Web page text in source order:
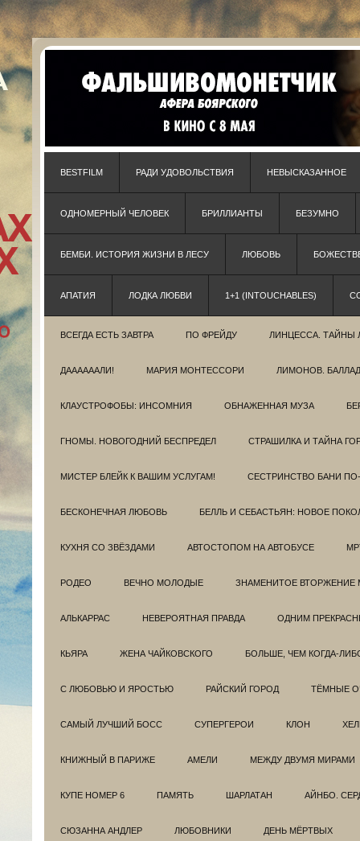
BESTFILM РАДИ УДОВОЛЬСТВИЯ НЕВЫСКАЗАННОЕ
ОДНОМЕРНЫЙ ЧЕЛОВЕК БРИЛЛИАНТЫ БЕЗУМНО
БЕМБИ. ИСТОРИЯ ЖИЗНИ В ЛЕСУ ЛЮБОВЬ
АПАТИЯ ЛОДКА ЛЮБВИ 1+1 (INTOUCHABLES)
ВСЕГДА ЕСТЬ ЗАВТРА ПО ФРЕЙДУ ЛИНЦЕССА. ТАЙНЫ
ДААААААЛИ! МАРИЯ МОНТЕССОРИ ЛИМОНОВ.
КЛАУСТРОФОБЫ: ИНСОМНИЯ ОБНАЖЕННАЯ МУЗА
ГНОМЫ. НОВОГОДНИЙ БЕСПРЕДЕЛ СТРАШИЛКА И ТАЙНА
МИСТЕР БЛЕЙК К ВАШИМ УСЛУГАМ! СЕСТРИНСТВО БАНИ
БЕСКОНЕЧНАЯ ЛЮБОВЬ БЕЛЛЬ И СЕБАСТЬЯН: НОВОЕ
КУХНЯ СО ЗВЁЗДАМИ АВТОСТОПОМ НА АВТОБУСЕ
РОДЕО ВЕЧНО МОЛОДЫЕ ЗНАМЕНИТОЕ ВТОРЖЕНИЕ
АЛЬКАРРАС НЕВЕРОЯТНАЯ ПРАВДА ОДНИМ
КЬЯРА ЖЕНА ЧАЙКОВСКОГО БОЛЬШЕ, ЧЕМ КОГДА-
С ЛЮБОВЬЮ И ЯРОСТЬЮ РАЙСКИЙ ГОРОД ТЁМНЫЕ
САМЫЙ ЛУЧШИЙ БОСС СУПЕРГЕРОИ КЛОН
КНИЖНЫЙ В ПАРИЖЕ АМЕЛИ МЕЖДУ ДВУМЯ МИРАМИ
КУПЕ НОМЕР 6 ПАМЯТЬ ШАРЛАТАН АЙНБО.
СЮЗАННА АНДЛЕР ЛЮБОВНИКИ ДЕНЬ МЁРТВЫХ